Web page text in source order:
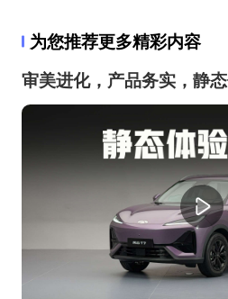
为您推荐更多精彩内容
审美进化，产品务实，静